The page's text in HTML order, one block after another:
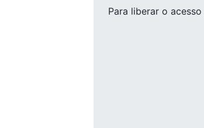
Para liberar o acesso